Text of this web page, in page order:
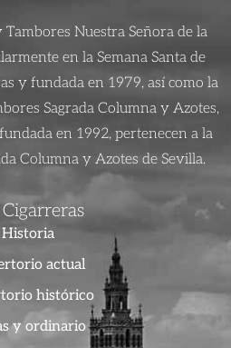
Nuestra Señora de la
en la Semana Santa de
y fundada en 1979, así como la
Sagrada Columna y Azotes,
en 1992, pertenecen a la
Columna y Azotes de Sevilla.
Cigarreras
Historia
actual
histórico
y ordinario